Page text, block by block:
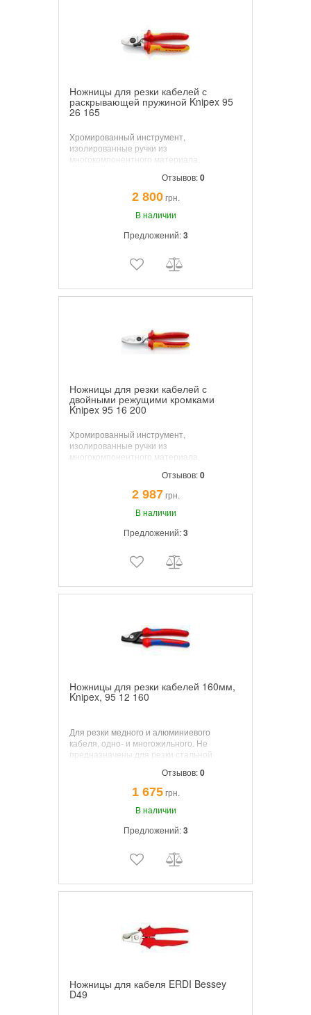
Ножницы для резки кабелей с
раскрывающей пружиной Knipex 95
26 165
Хромированный инструмент,
изолированные ручки из
многокомпонентного материала,
Форма 2: внутренняя пружина, никакого
загрязнения или ее утери.
Отзывов:0
2 800грн.
В наличии
Предложений:3
Ножницы для резки кабелей с
двойными режущими кромками
Knipex 95 16 200
Хромированный инструмент,
изолированные ручки из
многокомпонентного материала,
Отзывов:0
2 987грн.
В наличии
Предложений:3
Ножницы для резки кабелей 160мм,
Knipex, 95 12 160
Для резки медного и алюминиевого
кабеля, одно- и многожильного. Не
предназначены для резки стальной
проводов. Закаленные режущие кромки с
прецизионной шлифовкой. Режут гладко и
чисто, без деформации материала. Легко
резать одной рукой. Специальная
кованая, закаленная в масле.
Отзывов:0
1 675грн.
В наличии
Предложений:3
Ножницы для кабеля ERDI Bessey
D49